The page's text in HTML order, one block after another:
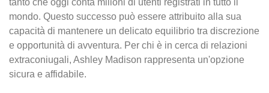
tanto che oggi conta milioni di utenti registrati in tutto il
mondo. Questo successo può essere attribuito alla sua
capacità di mantenere un delicato equilibrio tra discrezione
e opportunità di avventura. Per chi è in cerca di relazioni
extraconiugali, Ashley Madison rappresenta un'opzione
sicura e affidabile.